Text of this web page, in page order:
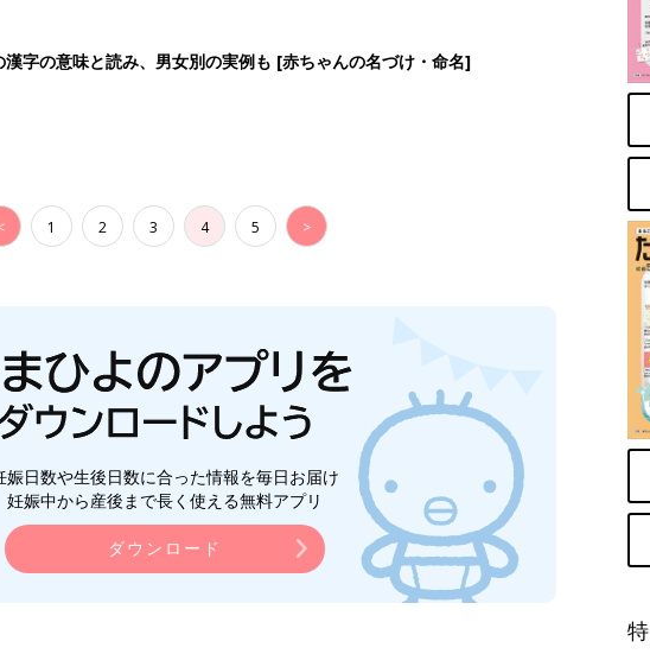
漢字の意味と読み、男女別の実例も [赤ちゃんの名づけ・命名]
1 2 3 4 5 >
娠日数や生後日数に合った情報を毎日お届け
妊娠中から産後まで長く使える無料アプリ
ダウンロード